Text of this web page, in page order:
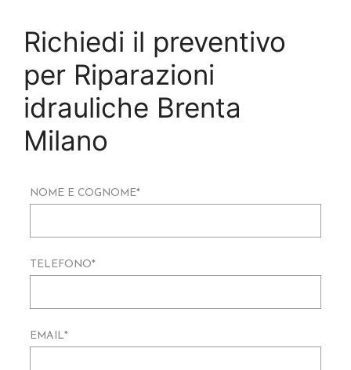
Richiedi il preventivo
per Riparazioni
idrauliche Brenta
Milano
NOME E COGNOME*
TELEFONO*
EMAIL*